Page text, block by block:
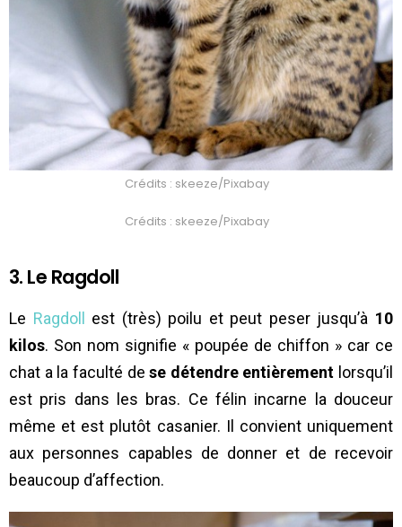
Crédits : skeeze/Pixabay
Crédits : skeeze/Pixabay
3. Le Ragdoll
Le Ragdoll est (très) poilu et peut peser jusqu’à 10
kilos. Son nom signifie « poupée de chiffon » car ce
chat a la faculté dese détendre entièrement lorsqu’il
est pris dans les bras. Ce félin incarne la douceur
même et est plutôt casanier. Il convient uniquement
aux personnes capables de donner et de recevoir
beaucoup d’affection.